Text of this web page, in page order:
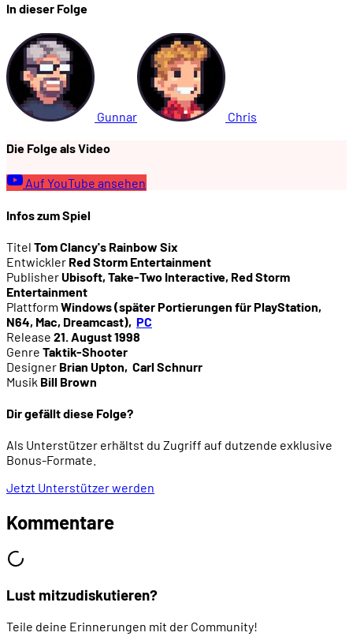
In dieser Folge
Gunnar Chris
Die Folge als Video
Auf YouTube ansehen
Infos zum Spiel
Titel Tom Clancy's Rainbow Six
Entwickler Red Storm Entertainment
PublisherUbisoft, Take-Two Interactive, Red Storm
Entertainment
Plattform Windows (später Portierungen für PlayStation,
N64, Mac, Dreamcast), PC
Release 21. August 1998
Genre Taktik-Shooter
Designer Brian Upton, Carl Schnurr
Musik Bill Brown
Dir gefällt diese Folge?
Als Unterstützer erhältst du Zugriff auf dutzende exklusive
Bonus-Formate.
Jetzt Unterstützer werden
Kommentare
Lust mitzudiskutieren?
Teile deine Erinnerungen mit der Community!